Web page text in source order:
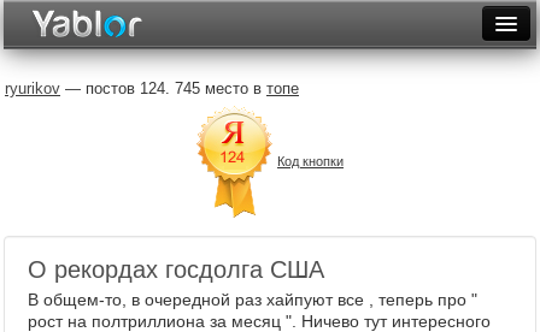
Неделя
Месяц
Рейтинги
Архив
Фототоп
ryurikov — постов 124. 745 место в топе
Код кнопки
О рекордах госдолга США
В общем-то, в очередной раз хайпуют все , теперь про "
рост на полтриллиона за месяц ". Ничево тут интересного